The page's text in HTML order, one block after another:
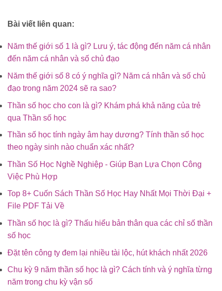
Bài viết liên quan:
Năm thế giới số 1 là gì? Lưu ý, tác động đến năm cá nhân
đến năm cá nhân và số chủ đạo
Năm thế giới số 8 có ý nghĩa gì? Năm cá nhân và số chủ
đạo trong năm 2024 sẽ ra sao?
Thần số học cho con là gì? Khám phá khả năng của trẻ
qua Thần số học
Thần số học tính ngày âm hay dương? Tính thần số học
theo ngày sinh nào chuẩn xác nhất?
Thần Số Học Nghề Nghiệp - Giúp Bạn Lựa Chọn Công
Việc Phù Hợp
Top 8+ Cuốn Sách Thần Số Học Hay Nhất Mọi Thời Đại +
File PDF Tải Về
Thần số học là gì? Thấu hiểu bản thân qua các chỉ số thần
số học
Đặt tên công ty đem lại nhiều tài lộc, hút khách nhất 2026
Chu kỳ 9 năm thần số học là gì? Cách tính và ý nghĩa từng
năm trong chu kỳ vận số